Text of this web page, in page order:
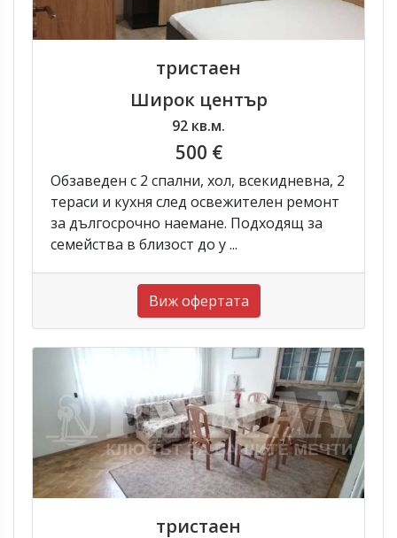
тристаен
Широк център
92 кв.м.
500 €
Обзаведен с 2 спални, хол, всекидневна, 2
тераси и кухня след освежителен ремонт
за дългосрочно наемане. Подходящ за
семейства в близост до у ...
Виж офертата
тристаен